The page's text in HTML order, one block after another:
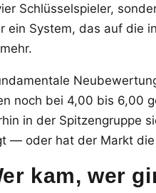
Schlüsselspieler,
ein System, das auf
noch bei 4,00 bis
in der Spitzengruppe
— oder hat der Markt
kam, wer